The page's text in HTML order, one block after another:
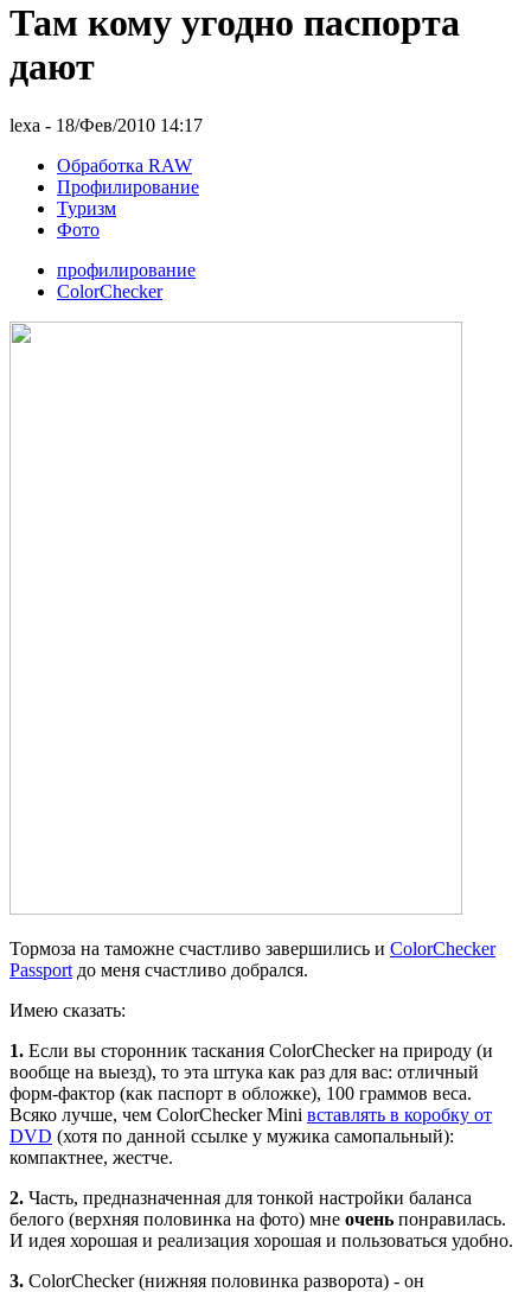
Там кому угодно паспорта
дают
lexa - 18/Фев/2010 14:17
Обработка RAW
Профилирование
Туризм
Фото
профилирование
ColorChecker
Тормоза на таможне счастливо завершились и ColorChecker
Passport до меня счастливо добрался.
Имею сказать:
1. Если вы сторонник таскания ColorChecker на природу (и
вообще на выезд), то эта штука как раз для вас: отличный
форм-фактор (как паспорт в обложке), 100 граммов веса.
Всяко лучше, чем ColorChecker Mini вставлять в коробку от
DVD (хотя по данной ссылке у мужика самопальный):
компактнее, жестче.
2. Часть, предназначенная для тонкой настройки баланса
белого (верхняя половинка на фото) мне очень понравилась.
И идея хорошая и реализация хорошая и пользоваться удобно.
3. ColorChecker (нижняя половинка разворота) - он